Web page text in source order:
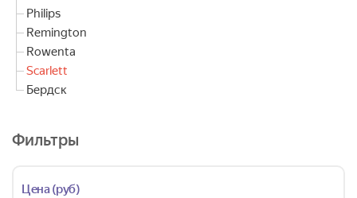
Philips
Remington
Rowenta
Scarlett
Бердск
Фильтры
Цена (руб)